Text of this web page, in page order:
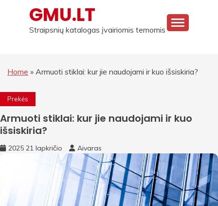
GMU.LT
Straipsnių katalogas įvairiomis temomis
Home » Armuoti stiklai: kur jie naudojami ir kuo išsiskiria?
Prekės
Armuoti stiklai: kur jie naudojami ir kuo
išsiskiria?
2025 21 lapkričio Aivaras